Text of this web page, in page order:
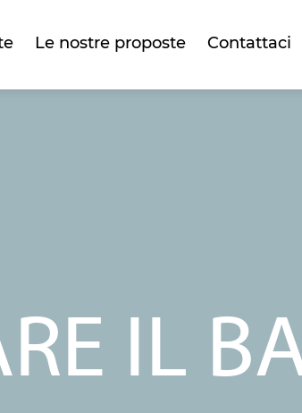
Le nostre proposte Contattaci
IL